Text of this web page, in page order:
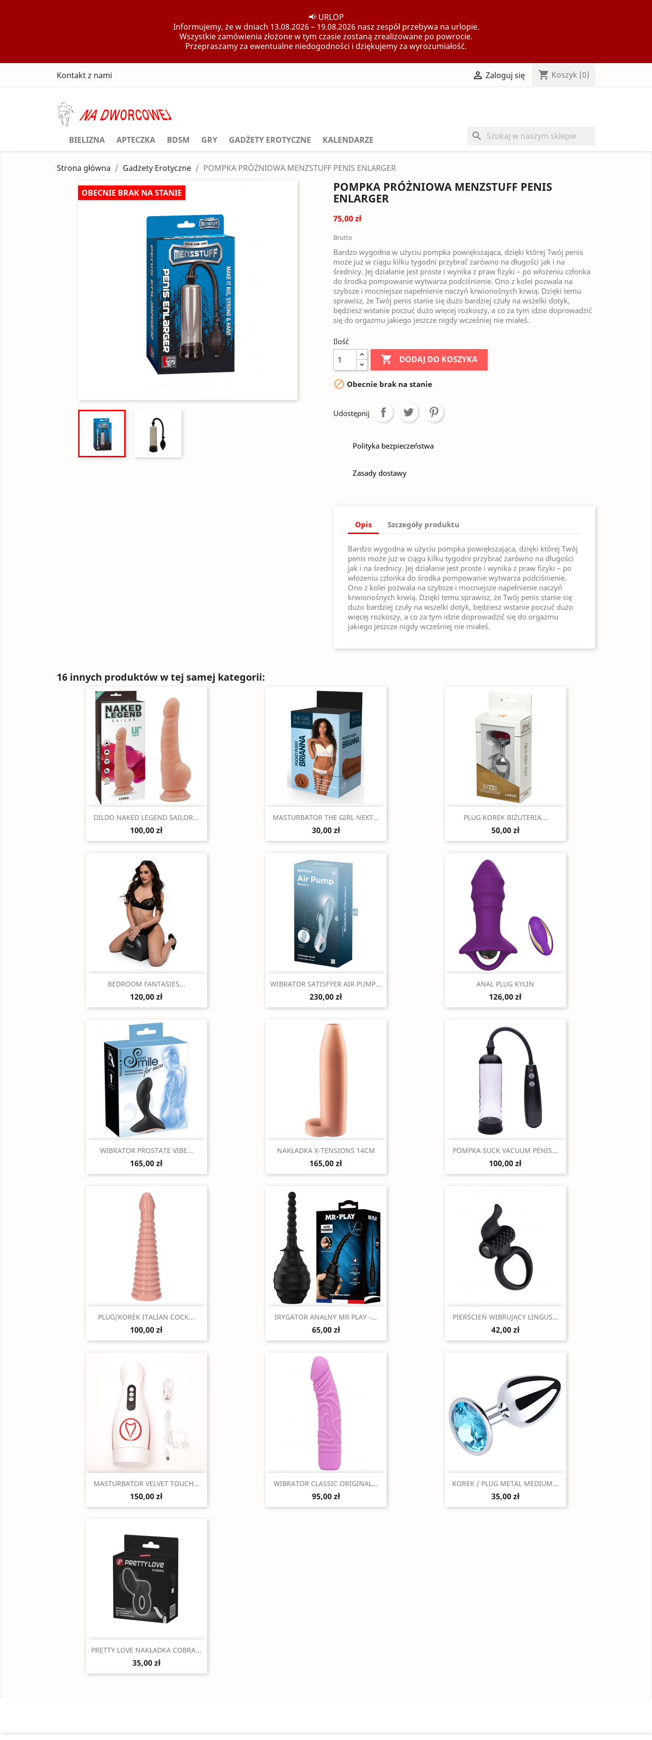
📢 URLOP
Informujemy, że w dniach 13.08.2026 – 19.08.2026 nasz zespół przebywa na urlopie.
Wszystkie zamówienia złożone w tym czasie zostaną zrealizowane po powrocie.
Przepraszamy za ewentualne niedogodności i dziękujemy za wyrozumiałość.
Kontakt z nami  Zaloguj się shopping_cart Koszyk (0)
BIELIZNA APTECZKA BDSM GRY GADŻETY EROTYCZNE KALENDARZE search
Strona główna Gadżety Erotyczne POMPKA PRÓŻNIOWA MENZSTUFF PENIS ENLARGER
OBECNIE BRAK NA STANIE
POMPKA PRÓŻNIOWA MENZSTUFF PENIS
ENLARGER
75,00 zł
Brutto
Bardzo wygodna w użyciu pompka powiększająca, dzięki której Twój penis
może już w ciągu kilku tygodni przybrać zarówno na długości jak i na
średnicy. Jej działanie jest proste i wynika z praw fizyki – po włożeniu członka
do środka pompowanie wytwarza podciśnienie. Ono z kolei pozwala na
szybsze i mocniejsze napełnienie naczyń krwionośnych krwią. Dzięki temu
sprawisz, że Twój penis stanie się dużo bardziej czuły na wszelki dotyk,
będziesz wstanie poczuć dużo więcej rozkoszy, a co za tym idzie doprowadzić
się do orgazmu jakiego jeszcze nigdy wcześniej nie miałeś.
Ilość
 DODAJ DO KOSZYKA
 Obecnie brak na stanie
Udostępnij
Polityka bezpieczeństwa
Zasady dostawy
Opis Szczegóły produktu
Bardzo wygodna w użyciu pompka powiększająca, dzięki której Twój
penis może już w ciągu kilku tygodni przybrać zarówno na długości
jak i na średnicy. Jej działanie jest proste i wynika z praw fizyki – po
włożeniu członka do środka pompowanie wytwarza podciśnienie.
Ono z kolei pozwala na szybsze i mocniejsze napełnienie naczyń
krwionośnych krwią. Dzięki temu sprawisz, że Twój penis stanie się
dużo bardziej czuły na wszelki dotyk, będziesz wstanie poczuć dużo
więcej rozkoszy, a co za tym idzie doprowadzić się do orgazmu
jakiego jeszcze nigdy wcześniej nie miałeś.
16 innych produktów w tej samej kategorii:
Szybki podgląd
DILDO NAKED LEGEND SAILOR...
100,00 zł
Szybki podgląd
MASTURBATOR THE GIRL NEXT...
30,00 zł
 Szybki podgląd
PLUG KOREK BIŻUTERIA...
50,00 zł
Szybki podgląd
BEDROOM FANTASIES...
120,00 zł
Szybki podgląd
WIBRATOR SATISFYER AIR PUMP...
230,00 zł
Szybki podgląd
ANAL PLUG KYLIN
126,00 zł
Szybki podgląd
WIBRATOR PROSTATE VIBE...
165,00 zł
Szybki podgląd
NAKŁADKA X-TENSIONS 14CM
165,00 zł
Szybki podgląd
POMPKA SUCK VACUUM PENIS...
100,00 zł
Szybki podgląd
PLUG/KOREK ITALIAN COCK...
100,00 zł
Szybki podgląd
IRYGATOR ANALNY MR PLAY -...
65,00 zł
Szybki podgląd
PIERŚCIEŃ WIBRUJĄCY LINGUS...
42,00 zł
Szybki podgląd
MASTURBATOR VELVET TOUCH...
150,00 zł
Szybki podgląd
WIBRATOR CLASSIC ORIGINAL...
95,00 zł
Szybki podgląd
KOREK / PLUG METAL MEDIUM...
35,00 zł
Szybki podgląd
PRETTY LOVE NAKŁADKA COBRA...
35,00 zł